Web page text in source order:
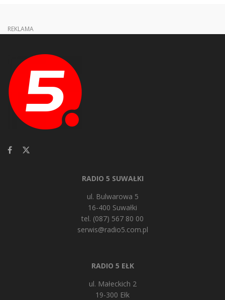
REKLAMA
RADIO 5 SUWAŁKI
ul. Bulwarowa 5
16-400 Suwałki
tel. (087) 567 80 00
serwis@radio5.com.pl
RADIO 5 EŁK
ul. Małeckich 2
19-300 Ełk